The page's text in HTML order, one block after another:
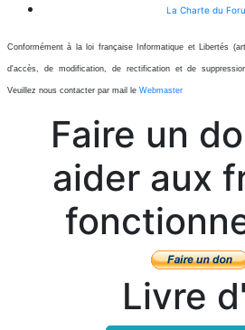
La Charte du
Conformément à la loi française Informatique et Libertés
d'accès, de modification, de rectification et de
Veuillez nous contacter par mail le Webmaster
Faire un
aider aux
Livre